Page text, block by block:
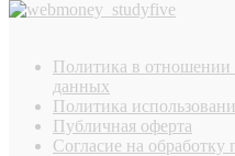
Политика в отношении
данных
Политика
Публичная оферта
Согласие на